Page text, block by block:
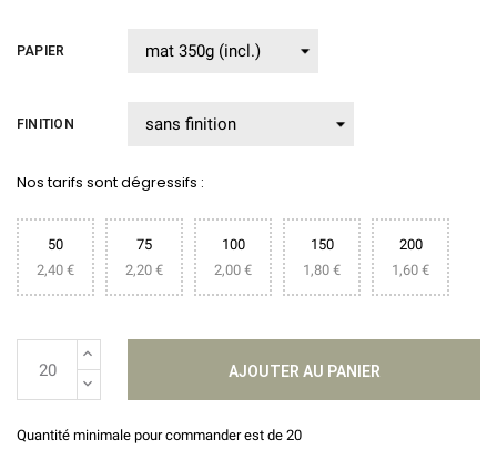
PAPIER
FINITION
Nos tarifs sont dégressifs :
50
2,40 €
75
2,20 €
100
2,00 €
150
1,80 €
200
1,60 €
AJOUTER AU PANIER
Quantité minimale pour commander est de 20